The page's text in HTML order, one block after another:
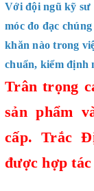
Với đội ngũ kỹ sư
móc đo đạc
khăn nào trong
chuẩn, kiểm định
Trân trọng
sản phẩm
cấp.Trắc
được hợp